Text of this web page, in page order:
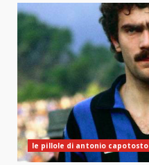
le pillole di antonio capotosto